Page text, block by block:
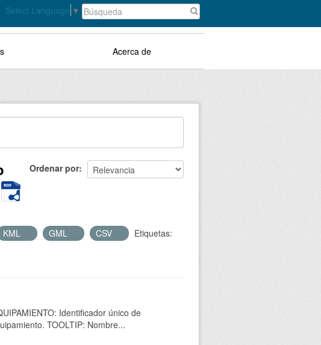
Select Language ▼
Acerca de
Ordenar por
KML GML CSV
Etiquetas:
Identificador único de
TOOLTIP: Nombre...